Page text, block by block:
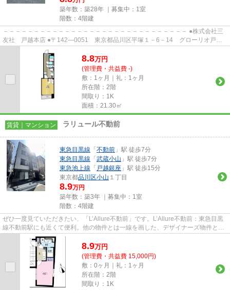
築年数：築28年 ｜募集中： 1室
階数：4階建
－－－－－－－－－－－－－－－－－－－－－－－－－－－－－－ ●株式会社三
友社 戸越本店 ●〒142―0051 東京都品川区平塚１－6－14 グローリオ戸越
銀座1階 ●TEL：03-3783-1218...
8.8万円
(管理費・共益費 -)
敷：1ヶ月｜礼：1ヶ月
所在階：2階
間取り：1K
面積：21.30㎡
賃貸｜マンション ラリュール不動前
東急目黒線 「 不動前 」駅 徒歩7分
東急目黒線 「 武蔵小山 」駅 徒歩7分
東急池上線 「 戸越銀座 」駅 徒歩15分
東京都品川区小山 １丁目
8.9万円
築年数：築3年 ｜募集中： 1室
階数：4階建
ぜひ一度見ていただきたい、「L’Allure不動前」です。L’Allure不動前：東急目黒
線不動前駅にも近くて便利。他の物件とは一線を画した、デザイナーズ物件とな
っております。利便性の高...
8.9万円
(管理費・共益費 15,000円)
敷：0ヶ月｜礼：1ヶ月
所在階：2階
間取り：1K